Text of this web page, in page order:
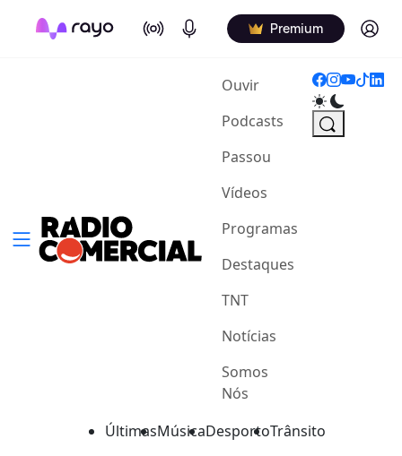
On Air Podcasts Premium Log in
Ouvir(current)
Podcasts
Passou
Vídeos
Programas
Destaques
TNT
Notícias
Somos
Nós
ÚltimasMúsicaDesportoTrânsito